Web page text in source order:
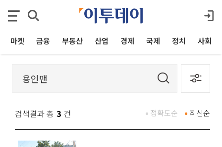
마켓 금융 부동산 산업 경제 국제 정치 사회
검색결과 총 3 건 최신순
정확도순